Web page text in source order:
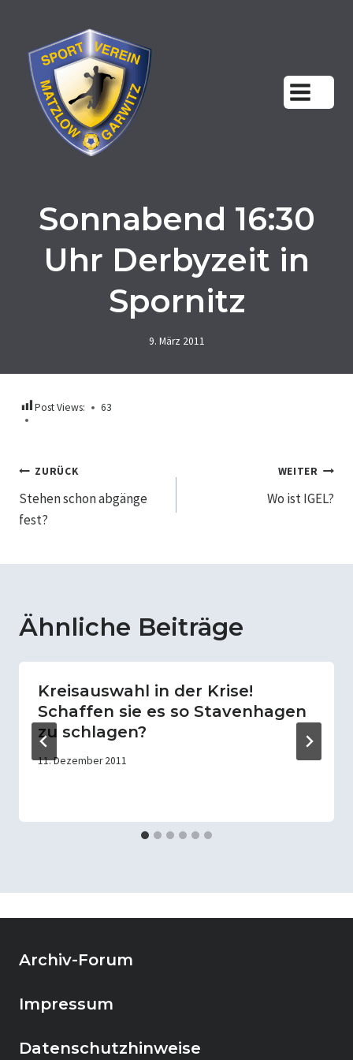
springen
Sonnabend 16:30
Uhr Derbyzeit in
Spornitz
9. März 2011
Post Views: 63
Beitragsnavigation
ZURÜCK
Stehen schon abgänge
fest?
WEITER
Wo ist IGEL?
Ähnliche Beiträge
Kreisauswahl in der Krise!
Schaffen sie es so Stavenhagen
zu schlagen?
11. Dezember 2011
Archiv-Forum
Impressum
Datenschutzhinweise